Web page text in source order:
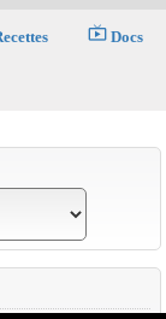
live_tv Docs